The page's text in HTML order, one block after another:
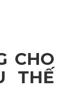
CHO
THẾ